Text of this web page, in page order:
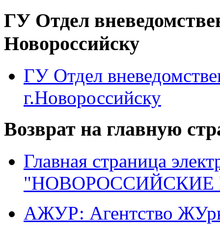
ГУ Отдел
Новороссийску
ГУ Отдел
г.Новороссийску
Возврат на главную
Главная страница
"НОВОРОССИЙСКИЕ
АЖУР: Агентство